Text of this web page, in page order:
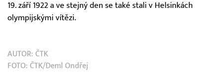
19. září 1922 a ve stejný den se také stali v Helsinkách
olympijskými vítězi.
AUTOR: ČTK
FOTO: ČTK/Deml Ondřej